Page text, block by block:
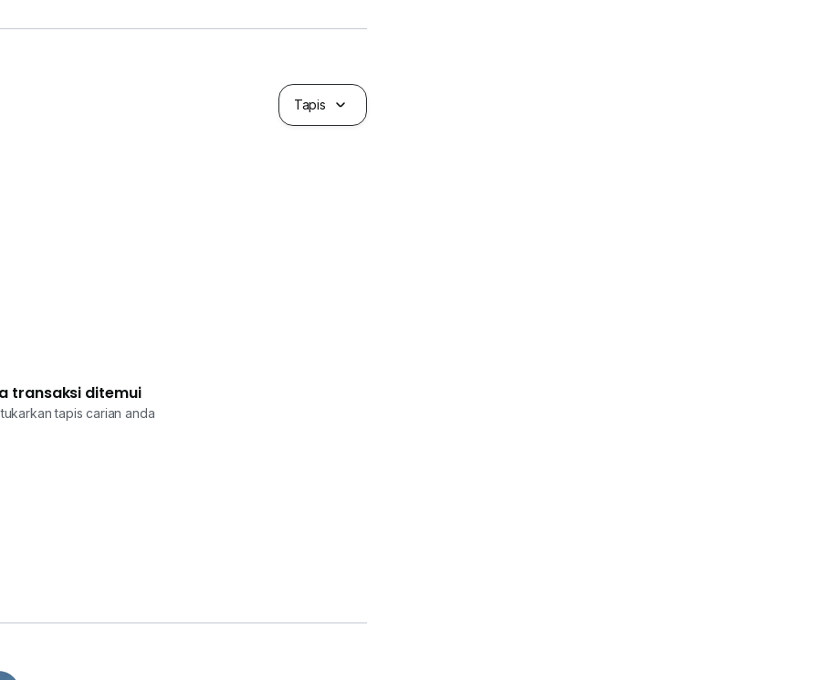
Tapis
transaksi ditemui
tapis carian anda